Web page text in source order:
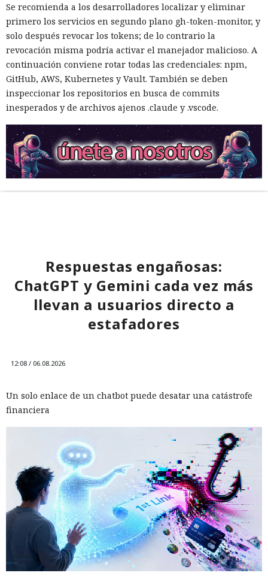
Se recomienda a los desarrolladores localizar y eliminar
primero los servicios en segundo plano gh-token-monitor, y
solo después revocar los tokens; de lo contrario la
revocación misma podría activar el manejador malicioso. A
continuación conviene rotar todas las credenciales: npm,
GitHub, AWS, Kubernetes y Vault. También se deben
inspeccionar los repositorios en busca de commits
inesperados y de archivos ajenos .claude y .vscode.
Respuestas engañosas:
ChatGPT y Gemini cada vez más
llevan a usuarios directo a
estafadores
12:08 / 06.08.2026
Un solo enlace de un chatbot puede desatar una catástrofe
financiera